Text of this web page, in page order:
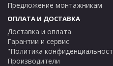
Предложение монтажникам
ОПЛАТА И ДОСТАВКА
Доставка и оплата
Гарантии и сервис
"Политика
Производители